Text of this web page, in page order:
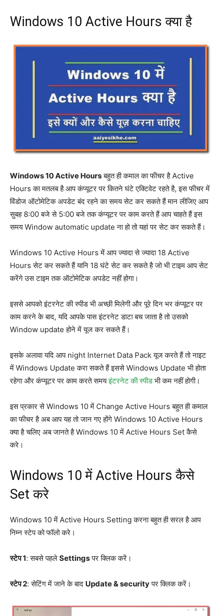
Windows 10 Active Hours क्या है
Windows 10 Active Hoursबहुत ही कमाल का फीचर है Active
Hours का मतलब है आप कंप्यूटर पर कितने घंटे एक्टिवेट रहते है, इस फीचर में
विंडोज ऑटोमेटिक अपडेट बंद रहने का समय सेट कर सकते हैं मान लीजिए आप
सुबह 8:00 बजे से 5:00 बजे तक कंप्यूटर पर काम करते हैं आप चाहते हैं इस
समय Window automatic update ना हो तो यहां पर सेट कर सकते हैं।
Windows 10 Active Hours में आप ज्यादा से ज्यादा 18 Active
Hours सेट कर सकते हैं यानि 18 घंटे सेट कर सकते है जो भी टाइम आप सेट
करेंगे उस टाइम तक ऑटोमेटिक अपडेट नहीं होगा।
इससे आपको इंटरनेट की स्पीड भी अच्छी मिलेगी और पूरे दिन भर कंप्यूटर पर
काम करने के बाद, यदि आपके पास इंटरनेट डाटा बच जाता है तो उसको
Window update होने में यूज कर सकते हैं।
इसके अलावा यदि आप night Internet Data Pack यूज करते हैं तो नाइट
में Windows Update करा सकते हैं इससे Windows Update भी होता
रहेगा और कंप्यूटर पर काम करते समयइंटरनेट की स्पीडभी कम नहीं होगी।
इस प्रकार से Windows 10 में Change Active Hours बहुत ही कमाल
का फीचर है अब आप यह तो जान गए होंगे Windows 10 Active Hours
क्या है चलिए अब जानते है Windows 10 में Active Hours Set कैसे
करे।
Windows 10 में Active Hours कैसे
Set करे
Windows 10 में Active Hours Setting करना बहुत ही सरल है आप
निम्न स्टेप को फॉलो करे।
स्टेप 1: सबसे पहले Settingsपर क्लिक करें।
स्टेप 2: सेटिंग में जाने के बाद Update & securityपर क्लिक करें।